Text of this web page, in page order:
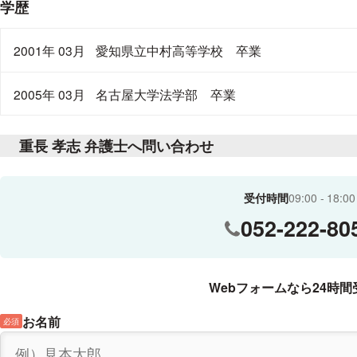
学歴
2001年 03月 愛知県立中村高等学校 卒業
2005年 03月 名古屋大学法学部 卒業
重長 孝志 弁護士へ問い合わせ
受付時間09:00 18:00
052-222-
Webフォームなら24時間
お名前
必須